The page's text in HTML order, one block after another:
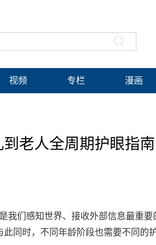
视频 专栏 漫画
老人全周期护眼指南
我们感知世界、接收外部信息最重要
同时，不同年龄阶段也需要不同的